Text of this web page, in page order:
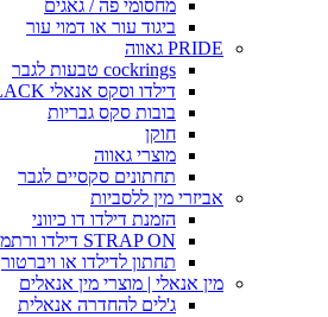
מחסומי פה / גאגים
ביגוד עור או דמוי עור
PRIDE גאווה
cockrings טבעות לגבר
דילדו וסקס אנאלי ALL BLACK
בובות סקס גבריות
חוקן
מוצרי גאווה
תחתונים סקסיים לגבר
אביזרי מין ללסביות
הזמנת דילדו דו כיווני
STRAP ON דילדו ורתמה
תחתון לדילדו או ויברטור
מין אנאלי | מוצרי מין אנאלים
ג'לים להחדרה אנאלית